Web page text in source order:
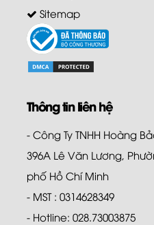
Sitemap
Thông tin liên hệ
- Công Ty TNHH Hoàng
396A Lê Văn Lương,
phố Hồ Chí Minh
- MST : 0314628349
- Hotline: 028.73003875